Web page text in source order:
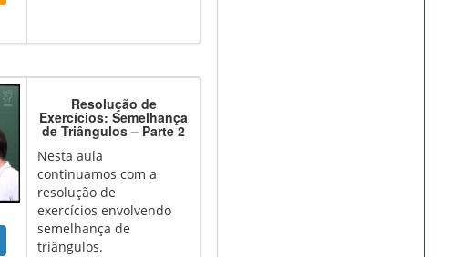
algumas aplicações de
Resolução de
Exercícios: Semelhança
de Triângulos – Parte 2
Nesta aula
continuamos com a
resolução de
exercícios envolvendo
semelhança de
triângulos.